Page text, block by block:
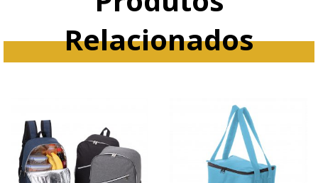
Relacionados